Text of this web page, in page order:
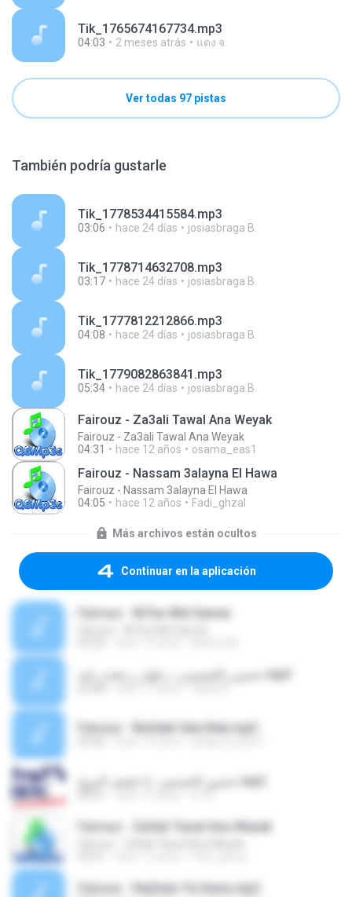
Tik_1765674167734.mp3
04:03 2 meses atrás แดง จ.
Ver todas 97 pistas
También podría gustarle
Tik_1778534415584.mp3
03:06 hace 24 días josiasbraga B.
Tik_1778714632708.mp3
03:17 hace 24 días josiasbraga B.
Tik_1777812212866.mp3
04:08 hace 24 días josiasbraga B.
Tik_1779082863841.mp3
05:34 hace 24 días josiasbraga B.
Fairouz - Za3ali Tawal Ana Weyak
Fairouz - Za3ali Tawal Ana Weyak
04:31
hace 12 años osama_eas1
Fairouz - Nassam 3alayna El Hawa
Fairouz - Nassam 3alayna El Hawa
04:05
hace 12 años Fadi_ghzal
Más archivos están ocultos
Continuar en la aplicación
Fairouz - Ni7na Wel Qamar
حسين_الجسمي_-_قول_رجعت_ليه.mp3
Fairouz - Ba3dak 3ala Baly.mp3
حسين الجسمي -يا خفيف الروح.mp3
Fairouz - Za3ali Tawal Ana Weyak
Fairouz - Raj3een Ya Hawa.mp3